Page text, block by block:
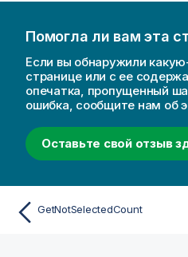
и
Помогла ли вам эта
Если вы обнаружили
странице или с ее
опечатка, пропущенный
ошибка, сообщите нам об
Оставьте свой отзыв
GetNotSelectedCount